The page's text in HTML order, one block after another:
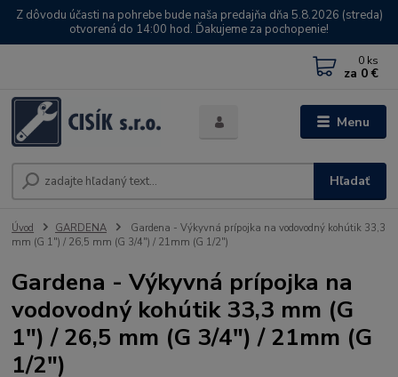
Z dôvodu účasti na pohrebe bude naša predajňa dňa 5.8.2026 (streda)
otvorená do 14:00 hod. Ďakujeme za pochopenie!
Menu
Hľadať
0 ks
za 0 €
Úvod GARDENA
Gardena - Výkyvná prípojka na vodovodný kohútik 33,3
mm (G 1") / 26,5 mm (G 3/4") / 21mm (G 1/2")
Gardena - Výkyvná prípojka na
vodovodný kohútik 33,3 mm (G
1") / 26,5 mm (G 3/4") / 21mm (G
1/2")